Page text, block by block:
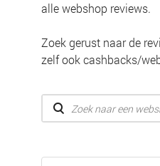
alle webshop reviews.
Zoek gerust naar de
zelf ook cashbacks/